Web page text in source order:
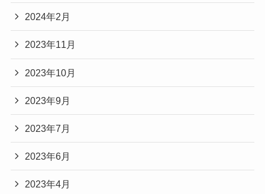
2024年2月
2023年11月
2023年10月
2023年9月
2023年7月
2023年6月
2023年4月